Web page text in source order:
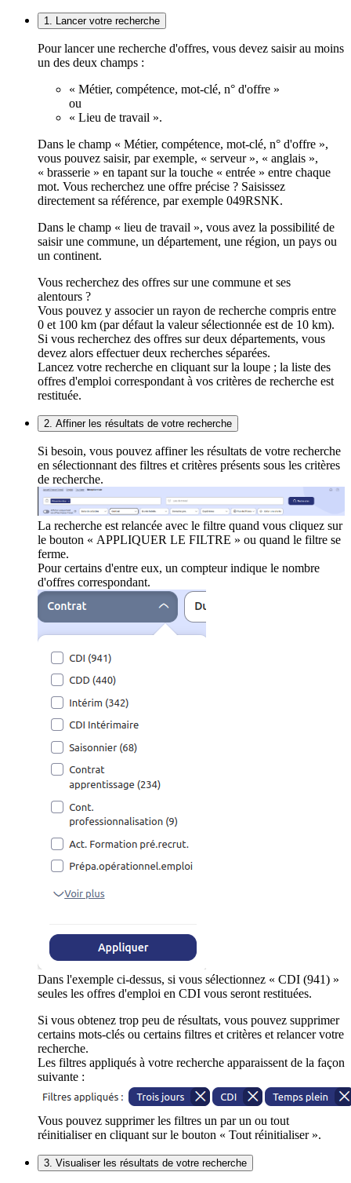
1. Lancer votre recherche
Pour lancer une recherche d'offres, vous devez saisir au moins
un des deux champs :
« Métier, compétence, mot-clé, n° d'offre »
ou
« Lieu de travail ».
Dans le champ « Métier, compétence, mot-clé, n° d'offre »,
vous pouvez saisir, par exemple, « serveur », « anglais »,
« brasserie » en tapant sur la touche « entrée » entre chaque
mot. Vous recherchez une offre précise ? Saisissez
directement sa référence, par exemple 049RSNK.
Dans le champ « lieu de travail », vous avez la possibilité de
saisir une commune, un département, une région, un pays ou
un continent.
Vous recherchez des offres sur une commune et ses
alentours ?
Vous pouvez y associer un rayon de recherche compris entre
0 et 100 km (par défaut la valeur sélectionnée est de 10 km).
Si vous recherchez des offres sur deux départements, vous
devez alors effectuer deux recherches séparées.
Lancez votre recherche en cliquant sur la loupe ; la liste des
offres d'emploi correspondant à vos critères de recherche est
restituée.
2. Affiner les résultats de votre recherche
Si besoin, vous pouvez affiner les résultats de votre recherche
en sélectionnant des filtres et critères présents sous les critères
de recherche.
La recherche est relancée avec le filtre quand vous cliquez sur
le bouton « APPLIQUER LE FILTRE » ou quand le filtre se
ferme.
Pour certains d'entre eux, un compteur indique le nombre
d'offres correspondant.
Dans l'exemple ci-dessus, si vous sélectionnez « CDI (941) »
seules les offres d'emploi en CDI vous seront restituées.
Si vous obtenez trop peu de résultats, vous pouvez supprimer
certains mots-clés ou certains filtres et critères et relancer votre
recherche.
Les filtres appliqués à votre recherche apparaissent de la façon
suivante :
Vous pouvez supprimer les filtres un par un ou tout
réinitialiser en cliquant sur le bouton « Tout réinitialiser ».
3. Visualiser les résultats de votre recherche